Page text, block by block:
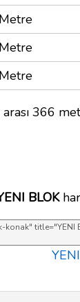
366
BLOK